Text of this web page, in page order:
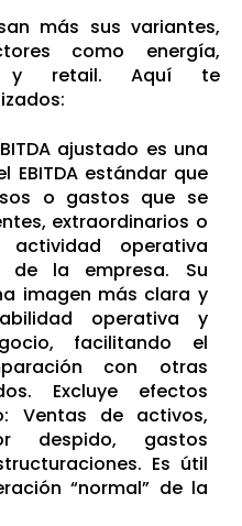
más sus variantes,
como energía,
y retail. Aquí te
ajustado es una
EBITDA estándar que
o gastos que se
extraordinarios o
operativa
de la empresa. Su
imagen más clara y
operativa y
facilitando el
con otras
Excluye efectos
Ventas de activos,
despido, gastos
Es útil
ón “normal” de la